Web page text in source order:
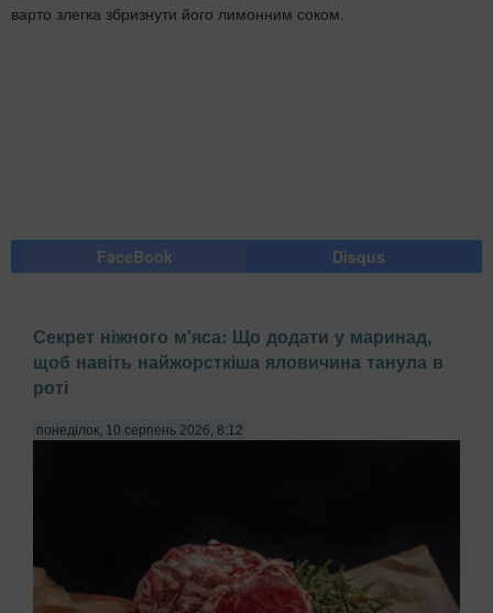
варто злегка збризнути його лимонним соком.
FaceBook Disqus
Секрет ніжного м'яса: Що додати у маринад,
щоб навіть найжорсткіша яловичина танула в
роті
понеділок, 10 серпень 2026, 8:12